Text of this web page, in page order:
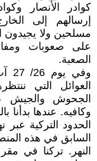
كوادر الأنصار
إرسالهم إلى
مسلحين ولا يجيدون
على صعوبات
الصعبة.
العوائل التي
الجحوش والجيش
وكافيه. عندها بدأنا
الحدود التركية
السابق في هذه